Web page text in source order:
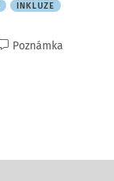
INKLUZE
Poznámka